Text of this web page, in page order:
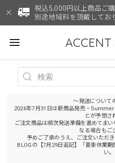
税込5,000円以上商品ご
別途地域料を頂戴してお
ACCENT
～発送について
2026年7月31日は新商品発売・
とが予想さ
ご注文商品は順次発送準備を進めてま
なる場合もご
予めご了承のうえ、ご注文いただ
BLOGの【7月29日追記】「夏季休業
い。